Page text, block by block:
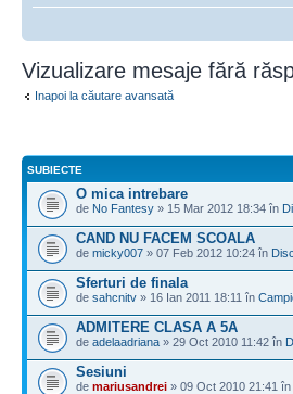
Vizualizare mesaje fără
Inapoi la căutare avansată
SUBIECTE
O mica intrebare
de No Fantesy » 15 Mar 2012 18:34 în
CAND NU FACEM SCOALA
de micky007 » 07 Feb 2012 10:24 în
Sferturi de finala
de sahcnitv » 16 Ian 2011 18:11 în
ADMITERE CLASA A 5A
de adelaadriana » 29 Oct 2010 11:42 în
Sesiuni
de mariusandrei » 09 Oct 2010 21:41 în